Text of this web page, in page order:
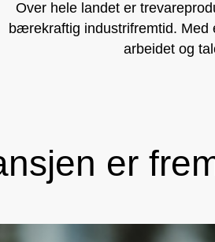
Over hele landet er
bærekraftig industrifremtid. Med
arbeidet og
er